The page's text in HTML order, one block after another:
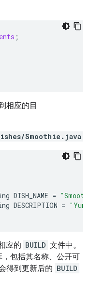
;
相应的目
Smoothie.java
DISH_NAME =
DESCRIPTION =
应的 BUILD 文件中。
包括其名称、公开可
得到更新后的 BUILD